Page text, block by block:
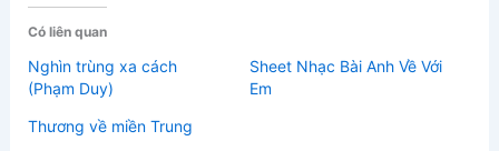
Có liên quan
Nghìn trùng xa cách
(Phạm Duy)
Sheet Nhạc Bài Anh Về Với
Em
Thương về miền Trung